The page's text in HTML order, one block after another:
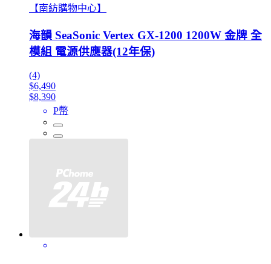
【南紡購物中心】
海韻 SeaSonic Vertex GX-1200 1200W 金牌 全
模組 電源供應器(12年保)
(4)
$6,490
$8,390
P幣